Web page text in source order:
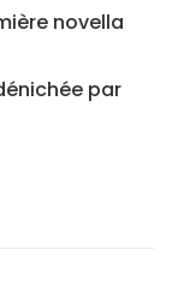
novella
par